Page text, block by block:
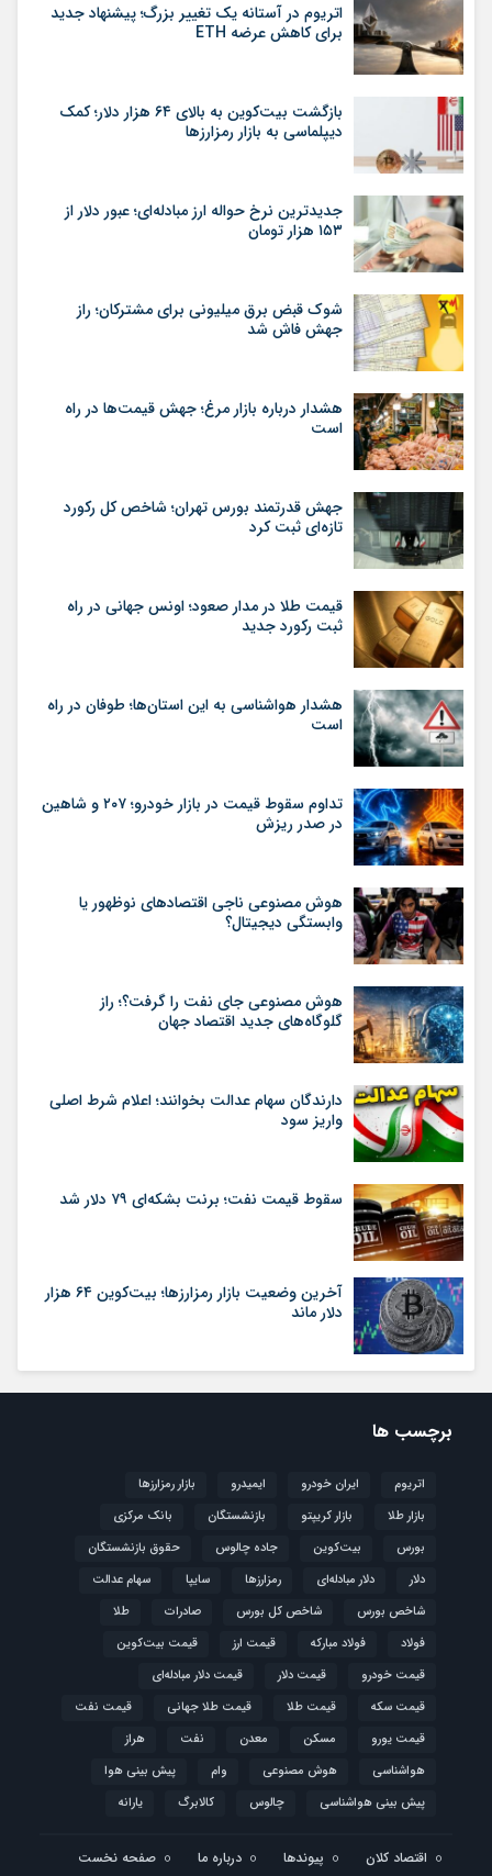
اتریوم در آستانه یک تغییر بزرگ؛ پیشنهاد جدید
برای کاهش عرضه ETH
بازگشت بیت‌کوین به بالای ۶۴ هزار دلار؛ کمک
دیپلماسی به بازار رمزارزها
جدیدترین نرخ حواله ارز مبادله‌ای؛ عبور دلار از
۱۵۳ هزار تومان
شوک قبض برق میلیونی برای مشترکان؛ راز
جهش فاش شد
هشدار درباره بازار مرغ؛ جهش قیمت‌ها در راه
است
جهش قدرتمند بورس تهران؛ شاخص کل رکورد
تازه‌ای ثبت کرد
قیمت طلا در مدار صعود؛ اونس جهانی در راه
ثبت رکورد جدید
هشدار هواشناسی به این استان‌ها؛ طوفان در راه
است
تداوم سقوط قیمت در بازار خودرو؛ ۲۰۷ و شاهین
در صدر ریزش
هوش مصنوعی ناجی اقتصادهای نوظهور یا
وابستگی دیجیتال؟
هوش مصنوعی جای نفت را گرفت؟؛ راز
گلوگاه‌های جدید اقتصاد جهان
دارندگان سهام عدالت بخوانند؛ اعلام شرط اصلی
واریز سود
سقوط قیمت نفت؛ برنت بشکه‌ای ۷۹ دلار شد
آخرین وضعیت بازار رمزارزها؛ بیت‌کوین ۶۴ هزار
دلار ماند
برچسب ها
اتریوم ایران خودرو ایمیدرو
بازار رمزارزها
بازار طلا
بازار کریپتو بازنشستگان
بانک مرکزی
بورس
بیت‌کوین جاده چالوس
حقوق بازنشستگان
دلار
دلار مبادله‌ای رمزارزها سایپا
سهام عدالت
شاخص بورس
شاخص کل بورس صادرات
طلا
فولاد
فولاد مبارکه قیمت ارز
قیمت بیت‌کوین
قیمت خودرو
قیمت دلار
قیمت دلار مبادله‌ای
قیمت سکه
قیمت طلا قیمت طلا جهانی
قیمت نفت
قیمت یورو
مسکن معدن نفت
هراز
هواشناسی
هوش مصنوعی وام
پیش بینی هوا
پیش بینی هواشناسی
چالوس کالابرگ یارانه
اقتصاد کلان پیوندها درباره ما صفحه نخست